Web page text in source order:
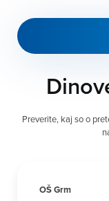
v
*
Preverite, kaj so o
OŠ Grm